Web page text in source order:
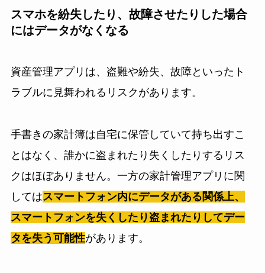
スマホを紛失したり、故障させたりした場合
にはデータがなくなる
資産管理アプリは、盗難や紛失、故障といったト
ラブルに見舞われるリスクがあります。
手書きの家計簿は自宅に保管していて持ち出すこ
とはなく、誰かに盗まれたり失くしたりするリス
クはほぼありません。一方の家計管理アプリに関
してはスマートフォン内にデータがある関係上、
スマートフォンを失くしたり盗まれたりしてデー
タを失う可能性があります。